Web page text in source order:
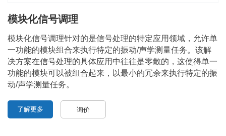
模块化信号调理
模块化信号调理针对的是信号处理的特定应用领域，允许单
一功能的模块组合来执行特定的振动/声学测量任务。该解
决方案在信号处理的具体应用中往往是零散的，这使得单一
功能的模块可以被组合起来，以最小的冗余来执行特定的振
动/声学测量任务。
了解更多 询价